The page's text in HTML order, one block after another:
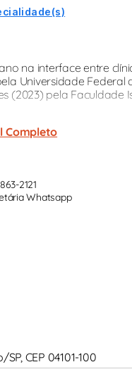
na interface entre
Universidade Federal
(2023) pela Faculdade
Completo
2121
Whatsapp
CEP 04101-100